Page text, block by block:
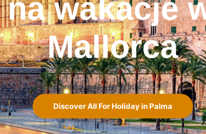
wakacje
Mallorca
Discover All For Holiday in Palma